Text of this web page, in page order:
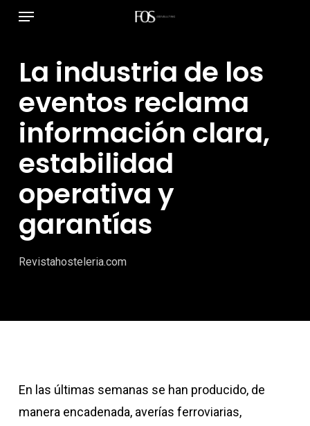
principal
Menú
La industria de los
eventos reclama
información clara,
estabilidad
operativa y
garantías
Revistahosteleria.com
En las últimas semanas se han producido, de
manera encadenada, averías ferroviarias,